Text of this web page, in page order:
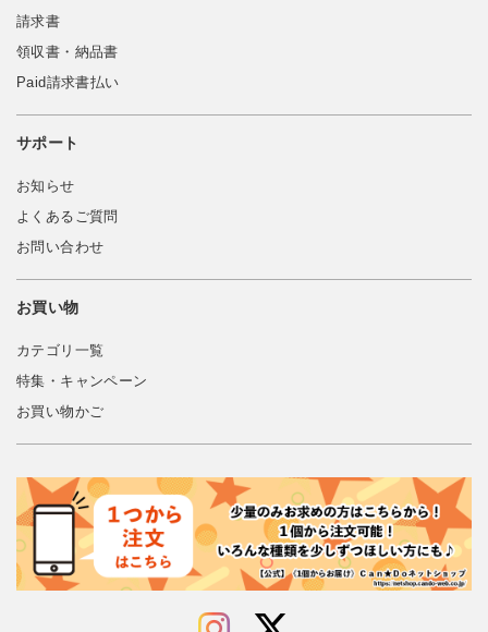
請求書
領収書・納品書
Paid請求書払い
サポート
お知らせ
よくあるご質問
お問い合わせ
お買い物
カテゴリ一覧
特集・キャンペーン
お買い物かご